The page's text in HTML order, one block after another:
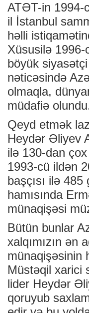
ATƏT-in 1994-
il İstanbul
həlli
Xüsusilə
böyük
nəticəsində
olmaqla,
müdafiə
Qeyd etmək
Heydər Əliyev
ilə 130-dan
1993-cü ildən
başçısı ilə
hamısında
münaqişəsi
Bütün bunlar
xalqımızın ən
münaqişəsinin
Müstəqil xarici
lider Heydər
qoruyub